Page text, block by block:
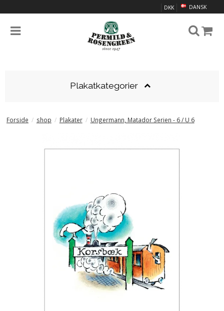
DANSK
DKK
Plakatkategorier
Forside / shop / Plakater / Ungermann, Matador Serien - 6 / U 6